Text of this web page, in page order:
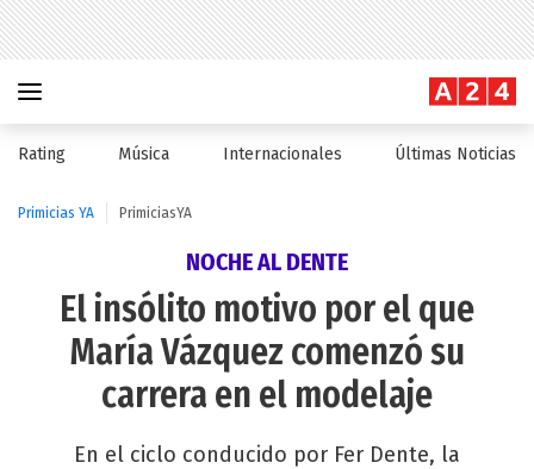
Rating Música Internacionales Últimas Noticias
Primicias YA PrimiciasYA
NOCHE AL DENTE
El insólito motivo por el que
María Vázquez comenzó su
carrera en el modelaje
En el ciclo conducido por Fer Dente, la